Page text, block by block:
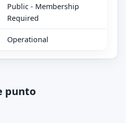
Public - Membership
Required
Operational
punto